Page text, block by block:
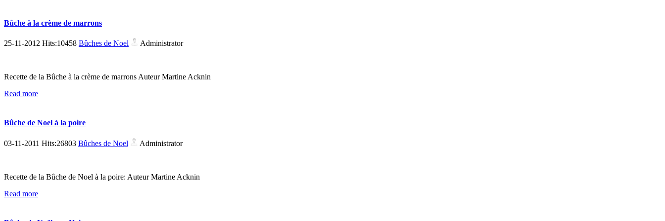
Bûche à la crème de marrons
25-11-2012 Hits:10458 Bûches de Noel Administrator
Recette de la Bûche à la crème de marrons Auteur Martine Acknin
Read more
Bûche de Noel à la poire
03-11-2011 Hits:26803 Bûches de Noel Administrator
Recette de la Bûche de Noel à la poire: Auteur Martine Acknin
Read more